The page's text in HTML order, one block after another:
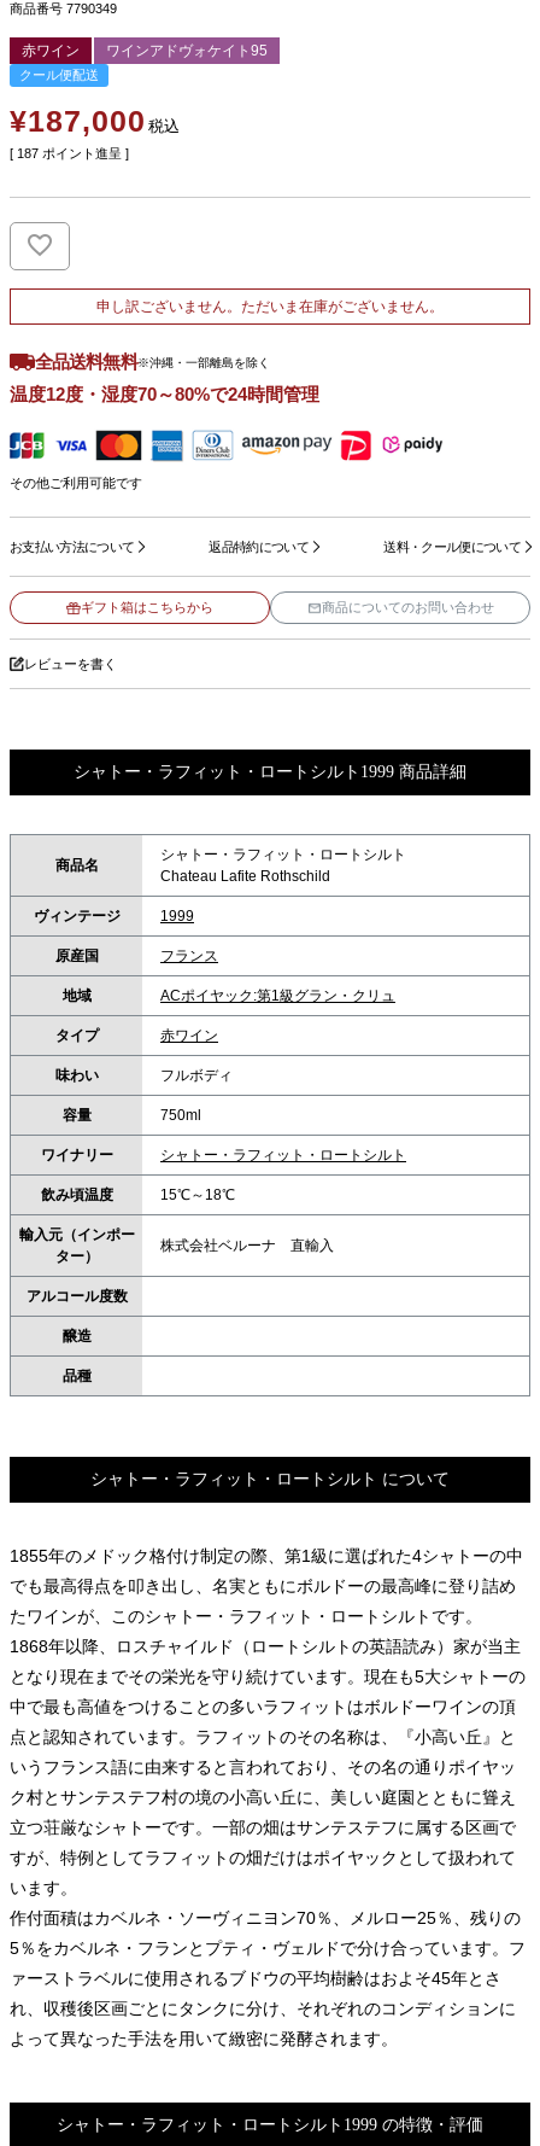
商品番号 7790349
赤ワイン ワインアドヴォケイト95
クール便配送
¥187,000 税込
[ 187 ポイント進呈 ]
申し訳ございません。ただいま在庫がございません。
全品送料無料※沖縄・一部離島を除く
温度12度・湿度70～80%で24時間管理
その他ご利用可能です
お支払い方法について 返品特約について 送料・クール便について
ギフト箱はこちらから 商品についてのお問い合わせ
レビューを書く
シャトー・ラフィット・ロートシルト1999 商品詳細
商品名
シャトー・ラフィット・ロートシルト
Chateau Lafite Rothschild
ヴィンテージ 1999
原産国 フランス
地域 ACポイヤック:第1級グラン・クリュ
タイプ 赤ワイン
味わい フルボディ
容量 750ml
ワイナリー シャトー・ラフィット・ロートシルト
飲み頃温度 15℃～18℃
輸入元（インポー
ター）
株式会社ベルーナ 直輸入
アルコール度数
醸造
品種
シャトー・ラフィット・ロートシルト について
1855年のメドック格付け制定の際、第1級に選ばれた4シャトーの中
でも最高得点を叩き出し、名実ともにボルドーの最高峰に登り詰め
たワインが、このシャトー・ラフィット・ロートシルトです。
1868年以降、ロスチャイルド（ロートシルトの英語読み）家が当主
となり現在までその栄光を守り続けています。現在も5大シャトーの
中で最も高値をつけることの多いラフィットはボルドーワインの頂
点と認知されています。ラフィットのその名称は、『小高い丘』と
いうフランス語に由来すると言われており、その名の通りポイヤッ
ク村とサンテステフ村の境の小高い丘に、美しい庭園とともに聳え
立つ荘厳なシャトーです。一部の畑はサンテステフに属する区画で
すが、特例としてラフィットの畑だけはポイヤックとして扱われて
います。
作付面積はカベルネ・ソーヴィニヨン70％、メルロー25％、残りの
5％をカベルネ・フランとプティ・ヴェルドで分け合っています。フ
ァーストラベルに使用されるブドウの平均樹齢はおよそ45年とさ
れ、収穫後区画ごとにタンクに分け、それぞれのコンディションに
よって異なった手法を用いて緻密に発酵されます。
シャトー・ラフィット・ロートシルト1999 の特徴・評価